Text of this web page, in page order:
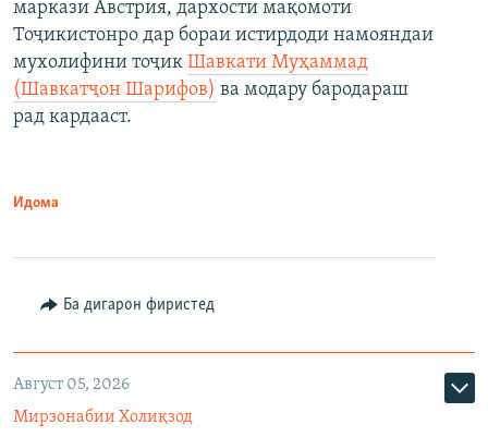
маркази Австрия, дархости мақомоти
Тоҷикистонро дар бораи истирдоди намояндаи
мухолифини тоҷик Шавкати Муҳаммад
(Шавкатҷон Шарифов) ва модару бародараш
рад кардааст.
Идома
Ба дигарон фиристед
Август 05, 2026
Мирзонабии Холиқзод